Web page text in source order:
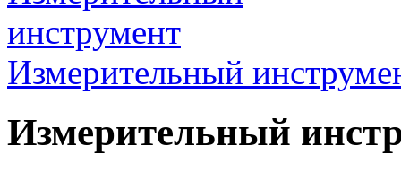
Измерительный
Измерительный